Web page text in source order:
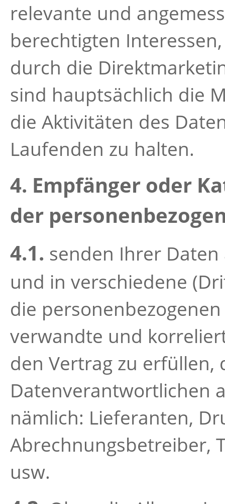
relevante und
berechtigten
durch die
sind hauptsächlich die
die Aktivitäten des
Laufenden zu halten.
4. Empfänger oder
der
4.1. senden Ihrer
und in verschiedene
die
verwandte und
den Vertrag zu erfüllen,
Datenverantwortlichen
nämlich: Lieferanten,
Abrechnungsbetreiber,
usw.